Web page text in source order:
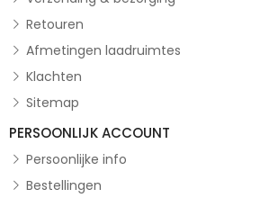
Retouren
Afmetingen laadruimtes
Klachten
Sitemap
PERSOONLIJK ACCOUNT
Persoonlijke info
Bestellingen